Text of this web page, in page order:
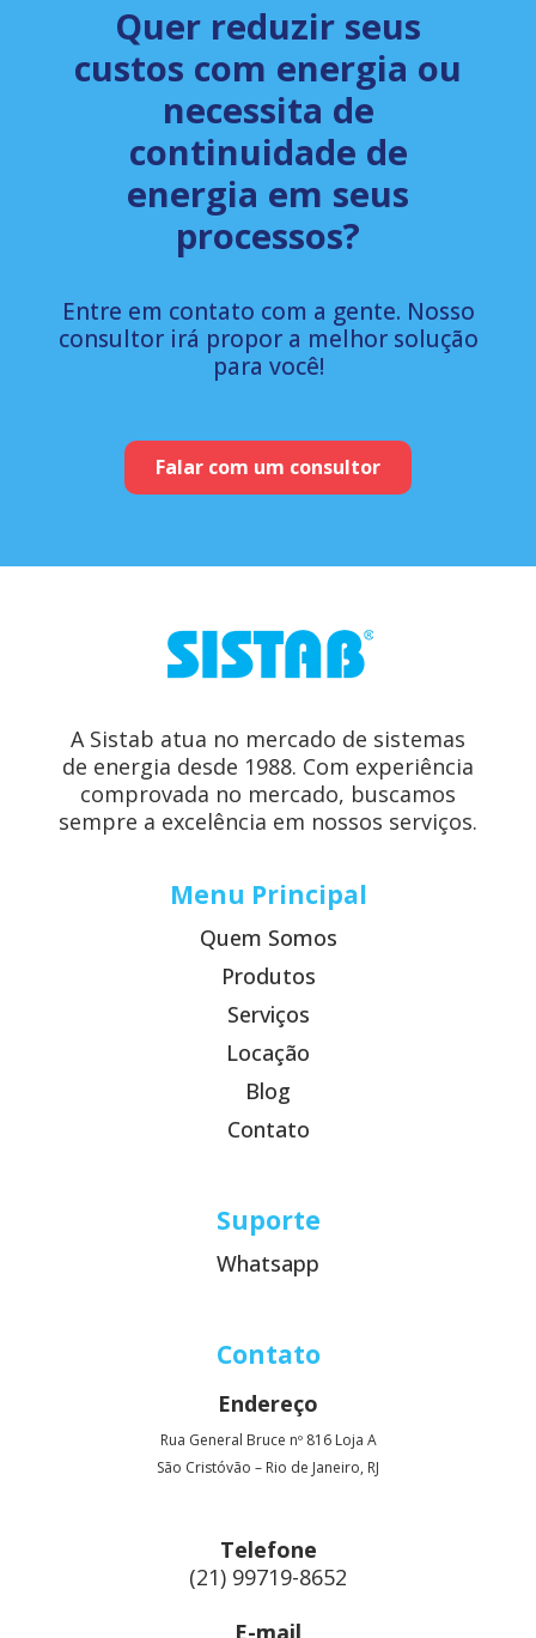
Quer reduzir seus
custos com energia ou
necessita de
continuidade de
energia em seus
processos?
Entre em contato com a gente. Nosso
consultor irá propor a melhor solução
para você!
Falar com um consultor
A Sistab atua no mercado de sistemas
de energia desde 1988. Com experiência
comprovada no mercado, buscamos
sempre a excelência em nossos serviços.
Menu Principal
Quem Somos
Produtos
Serviços
Locação
Blog
Contato
Suporte
Whatsapp
Contato
Endereço
Rua General Bruce nº 816 Loja A
São Cristóvão – Rio de Janeiro, RJ
Telefone
(21) 99719-8652
E-mail